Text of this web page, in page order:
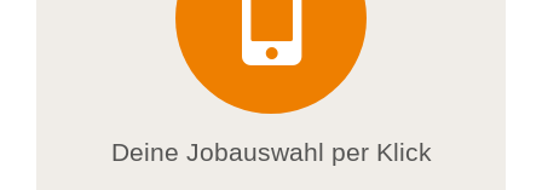
Deine Jobauswahl per Klick